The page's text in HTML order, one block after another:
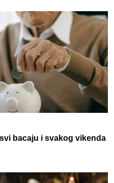
bacaju i svakog vikenda